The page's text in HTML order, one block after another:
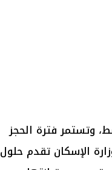
وتستمر فترة الحجز
ويذكر أن وزارة الإسكان تقدم حلول